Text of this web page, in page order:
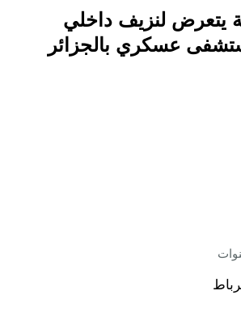
يتعرض لنزيف داخلي
عسكري بالجزائر